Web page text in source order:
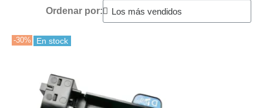
Ordenar por:
-30% En stock